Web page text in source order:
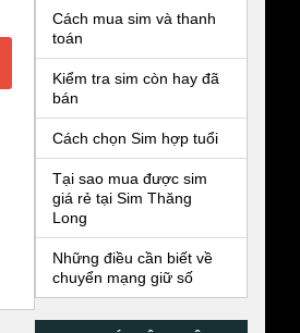
Cách mua sim và thanh
toán
Kiểm tra sim còn hay đã
bán
Cách chọn Sim hợp tuổi
Tại sao mua được sim
giá rẻ tại Sim Thăng
Long
Những điều cần biết về
chuyển mạng giữ số